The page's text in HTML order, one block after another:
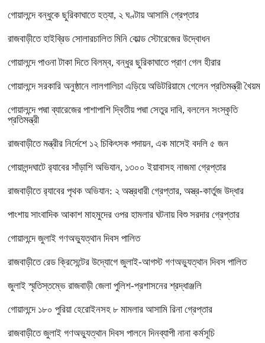
গোয়ালন্দে বন্ধুকে ছুরিকাঘাতে হত্যা, ২ ঘণ্টায় আসামি গ্রেপ্তার
রাজবাড়ীতে হাইব্রিড সোলারচালিত মিনি কোল্ড স্টোরেজের উদ্বোধন
গোয়ালন্দে পাওনা টাকা দিতে বিলম্ব, বন্ধুর ছুরিকাঘাতে প্রাণ গেল হীরার
গোয়ালন্দে সরকারি অনুষ্ঠানে লালগালিচা এড়িয়ে অডিটরিয়ামে গেলেন প্রতিমন্ত্রী খৈয়ম
গোয়ালন্দে পদ্মা ব্যারেজের পাশাপাশি দ্বিতীয় পদ্মা সেতুর দাবি, বললেন সংস্কৃতি
প্রতিমন্ত্রী
রাজবাড়ীতে মন্ত্রীর নির্দেশে ১২ চিকিৎসক পদায়ন, এক মাসেই বদলি ৫ জন
গোয়ালন্দঘাটে র‌্যাবের সাঁড়াশি অভিযান, ১৩০০ ইয়াবাসহ নাজমা গ্রেপ্তার
রাজবাড়ীতে র‌্যাবের পৃথক অভিযান: ২ অস্ত্রধারী গ্রেপ্তার, অস্ত্র-কার্তুজ উদ্ধার
পাংশায় সাংবাদিক আকাশ মাহমুদের ওপর হামলার ঘটনায় বিশু সরদার গ্রেপ্তার
গোয়ালন্দে জুলাই গণঅভ্যুত্থান দিবস পালিত
রাজবাড়ীতে রেড ক্রিসেন্টের উদ্যোগে জুলাই-আগস্ট গণঅভ্যুত্থান দিবস পালিত
জুলাই স্মৃতিস্তম্ভে রাজবাড়ী জেলা পুলিশ-প্রশাসনের শ্রদ্ধাঞ্জলি
গোয়ালন্দে ১৮০ পুরিয়া হেরোইনসহ ৮ মামলার আসামি রিনা গ্রেপ্তার
রাজবাড়ীতে জুলাই গণঅভ্যুত্থান দিবস পালনে দিনব্যাপী নানা কর্মসূচি